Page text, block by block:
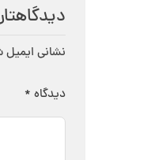
نشانی
دیدگاه *